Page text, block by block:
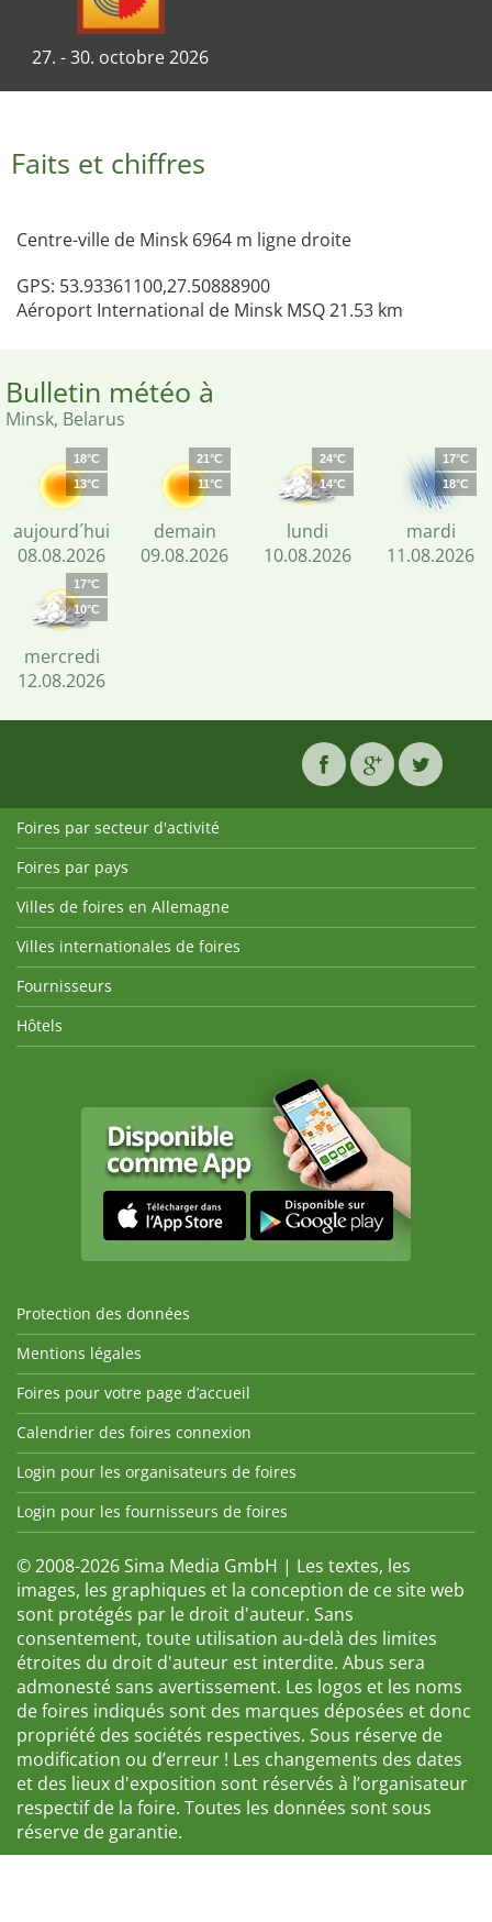
27. - 30. octobre 2026
Faits et chiffres
Centre-ville de Minsk 6964 m ligne droite
GPS: 53.93361100,27.50888900
Aéroport International de Minsk MSQ 21.53 km
Bulletin météo à
Minsk, Belarus
18°C
13°C
aujourd´hui
08.08.2026
21°C
11°C
demain
09.08.2026
24°C
14°C
lundi
10.08.2026
17°C
18°C
mardi
11.08.2026
17°C
10°C
mercredi
12.08.2026
Foires par secteur d'activité
Foires par pays
Villes de foires en Allemagne
Villes internationales de foires
Fournisseurs
Hôtels
Protection des données
Mentions légales
Foires pour votre page d’accueil
Calendrier des foires connexion
Login pour les organisateurs de foires
Login pour les fournisseurs de foires
© 2008-2026 Sima Media GmbH | Les textes, les
images, les graphiques et la conception de ce site web
sont protégés par le droit d'auteur. Sans
consentement, toute utilisation au-delà des limites
étroites du droit d'auteur est interdite. Abus sera
admonesté sans avertissement. Les logos et les noms
de foires indiqués sont des marques déposées et donc
propriété des sociétés respectives. Sous réserve de
modification ou d’erreur ! Les changements des dates
et des lieux d'exposition sont réservés à l’organisateur
respectif de la foire. Toutes les données sont sous
réserve de garantie.